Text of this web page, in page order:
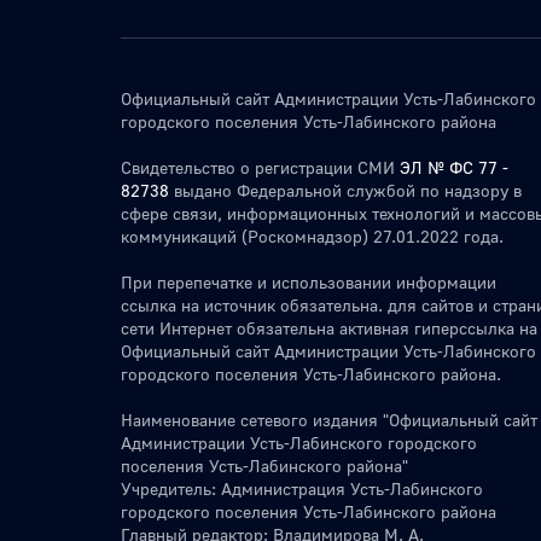
Официальный сайт Администрации Усть-Лабинского
городского поселения Усть-Лабинского района
Свидетельство о регистрации СМИ ЭЛ № ФС 77 -
82738 выдано Федеральной службой по надзору в
сфере связи, информационных технологий и
коммуникаций (Роскомнадзор) 27.01.2022 года.
При перепечатке и использовании информации
ссылка на источник обязательна. для сайтов и
сети Интернет обязательна активная гиперссылка на
Официальный сайт Администрации Усть-Лабинского
городского поселения Усть-Лабинского района.
Наименование сетевого издания "Официальный сайт
Администрации Усть-Лабинского городского
поселения Усть-Лабинского района"
Учредитель: Администрация Усть-Лабинского
городского поселения Усть-Лабинского района
Главный редактор: Владимирова М. А.